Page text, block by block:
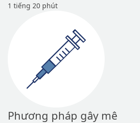
1 tiếng 20 phút
Phương pháp gây mê